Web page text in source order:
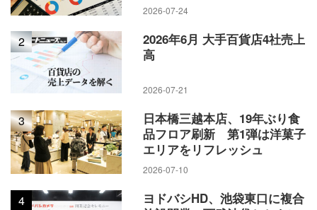
2026-07-24
2
2026年6月 大手百貨店4社売上
高
2026-07-21
3
日本橋三越本店、19年ぶり食
品フロア刷新 第1弾は洋菓子
エリアをリフレッシュ
2026-07-10
4
ヨドバシHD、池袋東口に複合